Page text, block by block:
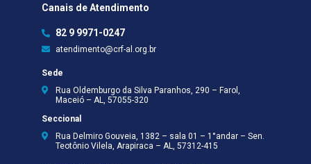
Canais de Atendimento
82 9 9971-0247
atendimento@crf-al.org.br
Sede
Rua Oldemburgo da Silva Paranhos, 290 – Farol,
Maceió – AL, 57055-320
Seccional
Rua Delmiro Gouveia, 1382 – sala 01 – 1°andar – Sen.
Teotônio Vilela, Arapiraca – AL, 57312-415